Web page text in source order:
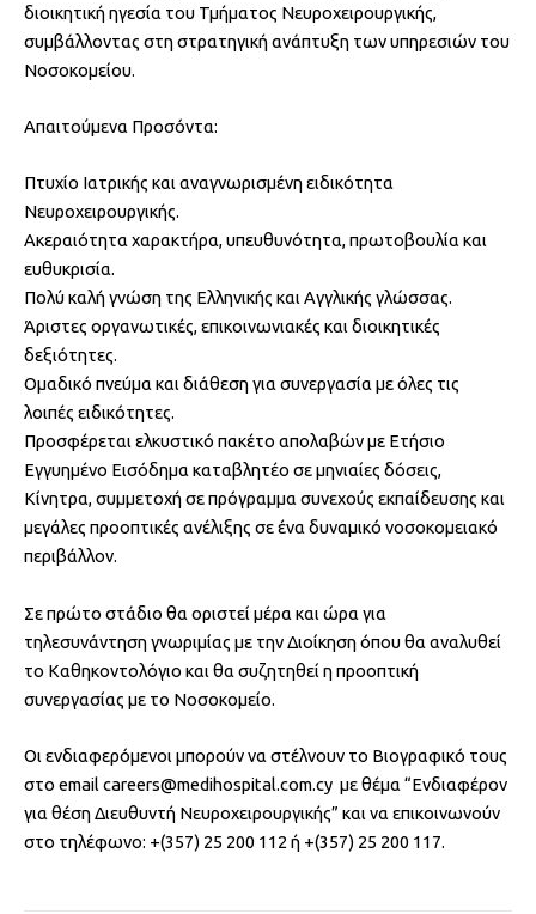
διοικητική ηγεσία του Τμήματος Νευροχειρουργικής,
συμβάλλοντας στη στρατηγική ανάπτυξη των υπηρεσιών του
Νοσοκομείου.
Απαιτούμενα Προσόντα:
Πτυχίο Ιατρικής και αναγνωρισμένη ειδικότητα
Νευροχειρουργικής.
Ακεραιότητα χαρακτήρα, υπευθυνότητα, πρωτοβουλία και
ευθυκρισία.
Πολύ καλή γνώση της Ελληνικής και Αγγλικής γλώσσας.
Άριστες οργανωτικές, επικοινωνιακές και διοικητικές
δεξιότητες.
Ομαδικό πνεύμα και διάθεση για συνεργασία με όλες τις
λοιπές ειδικότητες.
Προσφέρεται ελκυστικό πακέτο απολαβών με Ετήσιο
Εγγυημένο Εισόδημα καταβλητέο σε μηνιαίες δόσεις,
Κίνητρα, συμμετοχή σε πρόγραμμα συνεχούς εκπαίδευσης και
μεγάλες προοπτικές ανέλιξης σε ένα δυναμικό νοσοκομειακό
περιβάλλον.
Σε πρώτο στάδιο θα οριστεί μέρα και ώρα για
τηλεσυνάντηση γνωριμίας με την Διοίκηση όπου θα αναλυθεί
το Καθηκοντολόγιο και θα συζητηθεί η προοπτική
συνεργασίας με το Νοσοκομείο.
Οι ενδιαφερόμενοι μπορούν να στέλνουν το Βιογραφικό τους
στο email careers@medihospital.com.cy με θέμα “Ενδιαφέρον
για θέση Διευθυντή Νευροχειρουργικής” και να επικοινωνούν
στο τηλέφωνο: +(357) 25 200 112 ή +(357) 25 200 117.